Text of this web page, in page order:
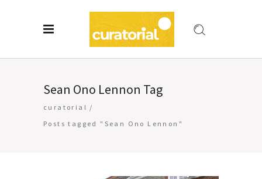
Sean Ono Lennon Tag
curatorial /
Posts tagged "Sean Ono Lennon"